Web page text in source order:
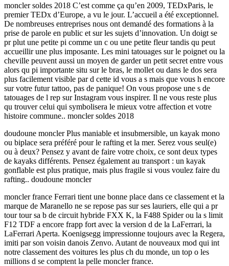
moncler soldes 2018 C’est comme ça qu’en 2009, TEDxParis, le
premier TEDx d’Europe, a vu le jour. L’accueil a été exceptionnel.
De nombreuses entreprises nous ont demandé des formations à la
prise de parole en public et sur les sujets d’innovation. Un doigt se
pr plut une petite pi comme un c ou une petite fleur tandis qu peut
accueillir une plus imposante. Les mini tatouages sur le poignet ou la
cheville peuvent aussi un moyen de garder un petit secret entre vous
alors qu pi importante situ sur le bras, le mollet ou dans le dos sera
plus facilement visible par d cette id vous a s mais que vous h encore
sur votre futur tattoo, pas de panique! On vous propose une s de
tatouages de l rep sur Instagram vous inspirer. Il ne vous reste plus
qu trouver celui qui symbolisera le mieux votre affection et votre
histoire commune.. moncler soldes 2018
doudoune moncler Plus maniable et insubmersible, un kayak mono
ou biplace sera préféré pour le rafting et la mer. Serez vous seul(e)
ou à deux? Pensez y avant de faire votre choix, ce sont deux types
de kayaks différents. Pensez également au transport : un kayak
gonflable est plus pratique, mais plus fragile si vous voulez faire du
rafting.. doudoune moncler
moncler france Ferrari tient une bonne place dans ce classement et la
marque de Maranello ne se repose pas sur ses lauriers, elle qui a pr
tour tour sa b de circuit hybride FXX K, la F488 Spider ou la s limit
F12 TDF a encore frapp fort avec la version d de la LaFerrari, la
LaFerrari Aperta. Koenigsegg impressionne toujours avec la Regera,
imiti par son voisin danois Zenvo. Autant de nouveaux mod qui int
notre classement des voitures les plus ch du monde, un top o les
millions d se comptent la pelle moncler france.